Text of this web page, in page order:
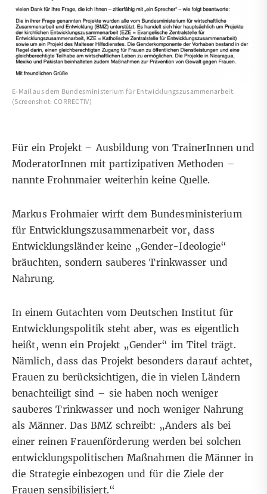
E-Mail aus dem Bundesministerium für Entwicklungszusammenarbeit.
(Screenshot: CORRECTIV)
Für ein Projekt – Ausbildung von TrainerInnen und
ModeratorInnen mit partizipativen Methoden –
nannte Frohnmaier weiterhin keine Quelle.
Markus Frohmaier wirft dem Bundesministerium
für Entwicklungszusammenarbeit vor, dass
Entwicklungsländer keine „Gender-Ideologie“
bräuchten, sondern sauberes Trinkwasser und
Nahrung.
In einem Gutachten vom Deutschen Institut für
Entwicklungspolitik steht aber, was es eigentlich
heißt, wenn ein Projekt „Gender“ im Titel trägt.
Nämlich, dass das Projekt besonders darauf achtet,
Frauen zu berücksichtigen, die in vielen Ländern
benachteiligt sind – sie haben noch weniger
sauberes Trinkwasser und noch weniger Nahrung
als Männer. Das BMZschreibt: „Anders als bei
einer reinen Frauenförderung werden bei solchen
entwicklungspolitischen Maßnahmen die Männer in
die Strategie einbezogen und für die Ziele der
Frauen sensibilisiert.“